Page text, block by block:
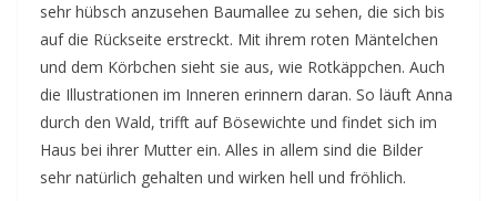
sehr hübsch anzusehen Baumallee zu sehen, die sich bis
auf die Rückseite erstreckt. Mit ihrem roten Mäntelchen
und dem Körbchen sieht sie aus, wie Rotkäppchen. Auch
die Illustrationen im Inneren erinnern daran. So läuft Anna
durch den Wald, trifft auf Bösewichte und findet sich im
Haus bei ihrer Mutter ein. Alles in allem sind die Bilder
sehr natürlich gehalten und wirken hell und fröhlich.